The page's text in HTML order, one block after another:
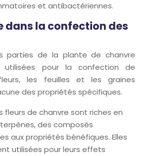
et antibactériennes.
dans la confection des
parties de la plante de chanvre
utilisées pour la confection de
les feuilles et les graines
des propriétés spécifiques.
fleurs de chanvre sont riches en
des composés
aux propriétés bénéfiques. Elles
utilisées pour leurs effets